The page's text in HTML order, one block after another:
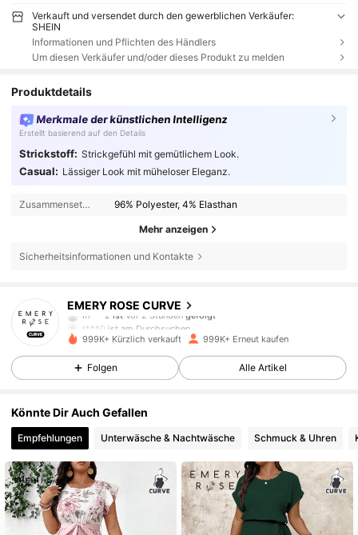
Verkauft und versendet durch den gewerblichen Verkäufer:
SHEIN
Informationen und Pflichten des Händlers
Um diesen Verkäufer und/oder dieses Produkt zu melden
Produktdetails
Merkmale der künstlichen Intelligenz
Erstellt basierend auf den Details
Strickstoff: Strickgefühl mit gemütlichem Look.
Casual: Lässiger Look mit müheloser Eleganz.
Zusammensetzung: 96% Polyester, 4% Elasthan
Mehr anzeigen
Sicherheitsinformationen und Kontakte
EMERY ROSE CURVE
m***2istVor 2 Stunden gefolgt
t***0 ist am Durchsuchen
4,81
1M Follower
4,81 1M Follower
4,81 1M Follower
999K+ Kürzlich verkauft 999K+ Erneut kaufen
Folgen Alle Artikel
Könnte Dir Auch Gefallen
Empfehlungen Unterwäsche & Nachtwäsche Schmuck & Uhren